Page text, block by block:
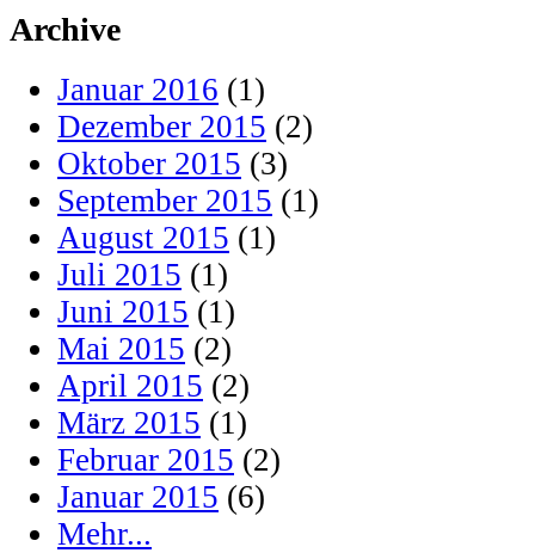
Archive
Januar 2016 (1)
Dezember 2015 (2)
Oktober 2015 (3)
September 2015 (1)
August 2015 (1)
Juli 2015 (1)
Juni 2015 (1)
Mai 2015 (2)
April 2015 (2)
März 2015 (1)
Februar 2015 (2)
Januar 2015 (6)
Mehr...